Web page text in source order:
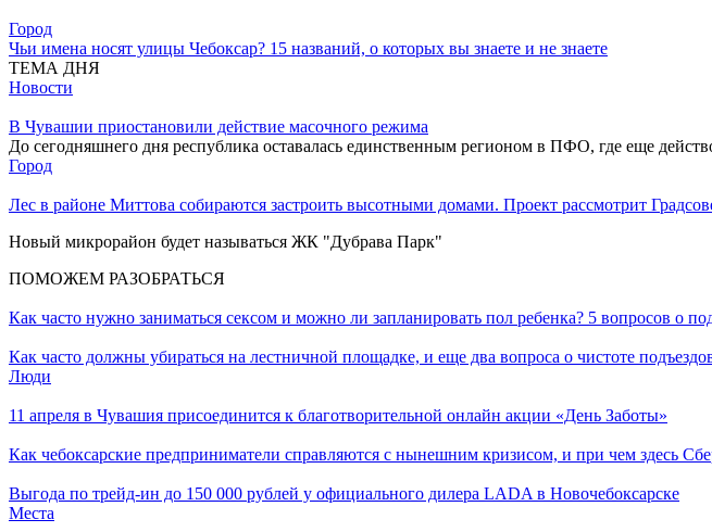
Город
Чьи имена носят улицы Чебоксар? 15 названий, о которых вы знаете и не знаете
ТЕМА ДНЯ
Новости
В Чувашии приостановили действие масочного режима
До сегодняшнего дня республика оставалась единственным регионом в ПФО, где еще
Город
Лес в районе Миттова собираются застроить высотными домами. Проект рассмотрит
Новый микрорайон будет называться ЖК "Дубрава Парк"
ПОМОЖЕМ РАЗОБРАТЬСЯ
Как часто нужно заниматься сексом и можно ли запланировать пол ребенка? 5 вопросов о
Как часто должны убираться на лестничной площадке, и еще два вопроса о чистоте
Люди
11 апреля в Чувашия присоединится к благотворительной онлайн акции «День Заботы»
Как чебоксарские предприниматели справляются с нынешним кризисом, и при чем здесь
Выгода по трейд-ин до 150 000 рублей у официального дилера LADA в Новочебоксарске
Места